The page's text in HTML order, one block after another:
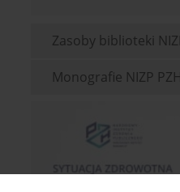
Zasoby biblioteki
Monografie NIZP